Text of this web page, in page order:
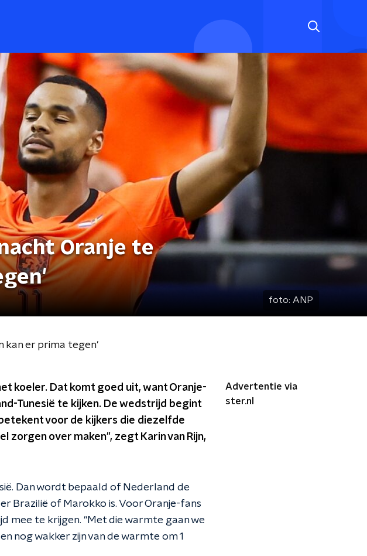
Oranje te
foto: ANP
kan er prima tegen'
koeler. Dat komt goed uit, want Oranje-
Tunesië te kijken. De wedstrijd begint
voor de kijkers die diezelfde
zorgen over maken", zegt Karin van Rijn,
Dan wordt bepaald of Nederland de
Brazilië of Marokko is. Voor Oranje-fans
mee te krijgen. "Met die warmte gaan we
nog wakker zijn van de warmte om 1
Advertentie via
ster.nl